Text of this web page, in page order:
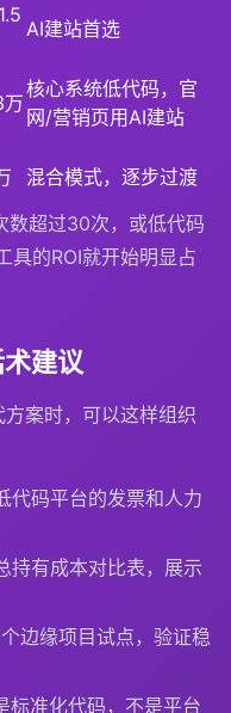
AI建站首选
万
核心系统低代码，官
网/营销页用AI建站
混合模式，逐步过渡
数超过30次，或低代码
具的ROI就开始明显占
建议
案时，可以这样组织
代码平台的发票和人力
持有成本对比表，展示
边缘项目试点，验证稳
标准化代码，不是平台